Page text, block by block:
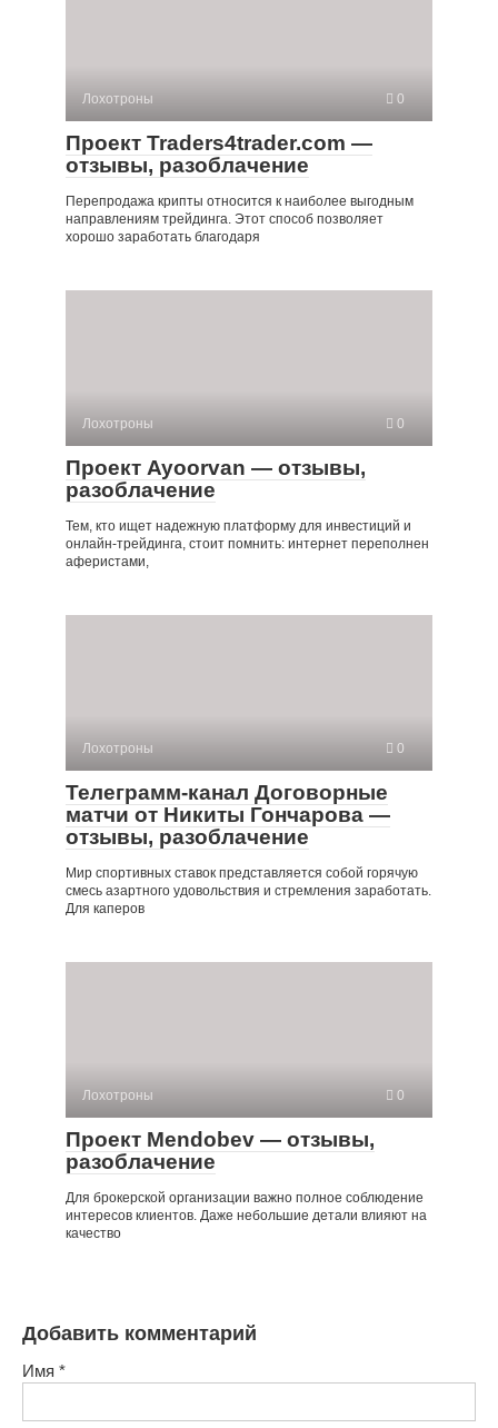
Лохотроны 0
Проект Traders4trader.com —
отзывы, разоблачение
Перепродажа крипты относится к наиболее выгодным
направлениям трейдинга. Этот способ позволяет
хорошо заработать благодаря
Лохотроны 0
Проект Ayoorvan — отзывы,
разоблачение
Тем, кто ищет надежную платформу для инвестиций и
онлайн-трейдинга, стоит помнить: интернет переполнен
аферистами,
Лохотроны 0
Телеграмм-канал Договорные
матчи от Никиты Гончарова —
отзывы, разоблачение
Мир спортивных ставок представляется собой горячую
смесь азартного удовольствия и стремления заработать.
Для каперов
Лохотроны 0
Проект Mendobev — отзывы,
разоблачение
Для брокерской организации важно полное соблюдение
интересов клиентов. Даже небольшие детали влияют на
качество
Добавить комментарий
Имя *